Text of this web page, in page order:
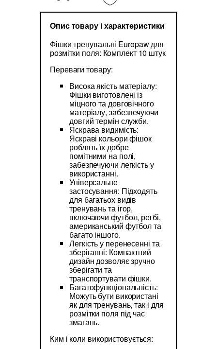
Опис товару і характеристики
Фішки тренувальні Europaw для
розмітки поля: Комплект 10 штук
Переваги товару:
Висока якість матеріалу:
Фішки виготовлені із
міцного та довговічного
матеріалу, забезпечуючи
довгий термін служби.
Яскрава видимість:
Яскраві кольори фішок
роблять їх добре
помітними на полі,
забезпечуючи легкість у
використанні.
Універсальне
застосування: Підходять
для багатьох видів
тренувань та ігор,
включаючи футбол, регбі,
американський футбол та
багато іншого.
Легкість у перенесенні та
зберіганні: Компактний
дизайн дозволяє зручно
зберігати та
транспортувати фішки.
Багатофункціональність:
Можуть бути використані
як для тренувань, так і для
розмітки поля під час
змагань.
Ким і коли використовується: